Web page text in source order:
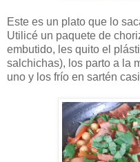
Este es un plato que lo
Utilicé un paquete de
embutido, les quito el
salchichas), los parto a la
uno y los frío en sartén